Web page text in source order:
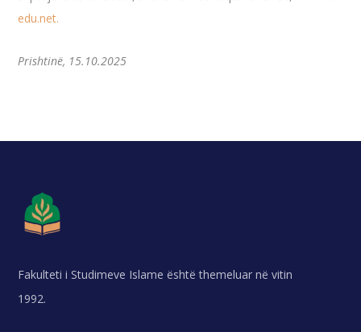
edu.net.
Prishtinë, 15.10.2025
Fakulteti i Studimeve Islame është themeluar në vitin
1992.